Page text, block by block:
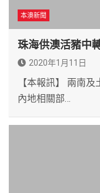
本澳新聞
珠海供澳活豬中
2020年1月11日
【本報訊】 兩南
內地相關部…